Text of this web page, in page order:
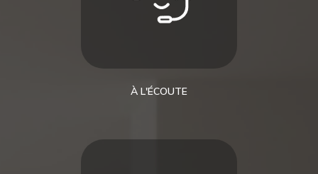
À L'ÉCOUTE